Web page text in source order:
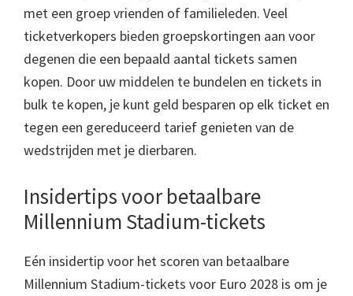
met een groep vrienden of familieleden. Veel
ticketverkopers bieden groepskortingen aan voor
degenen die een bepaald aantal tickets samen
kopen. Door uw middelen te bundelen en tickets in
bulk te kopen, je kunt geld besparen op elk ticket en
tegen een gereduceerd tarief genieten van de
wedstrijden met je dierbaren.
Insidertips voor betaalbare
Millennium Stadium-tickets
Eén insidertip voor het scoren van betaalbare
Millennium Stadium-tickets voor Euro 2028 is om je